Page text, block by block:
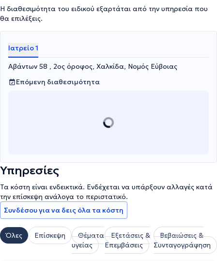
Η διαθεσιμότητα του ειδικού εξαρτάται από την υπηρεσία που
θα επιλέξεις.
Ιατρείο 1
Αβάντων 58 , 2ος όροφος, Χαλκίδα, Νομός Εύβοιας
Επόμενη διαθεσιμότητα
Υπηρεσίες
Τα κόστη είναι ενδεικτικά. Ενδέχεται να υπάρξουν αλλαγές κατά
την επίσκεψη ανάλογα το περιστατικό.
Συνδέσου για να δεις όλα τα κόστη
Όλες Επίσκεψη
Θέματα
υγείας
Εξετάσεις &
Επεμβάσεις
Βεβαιώσεις &
Συνταγογράφηση